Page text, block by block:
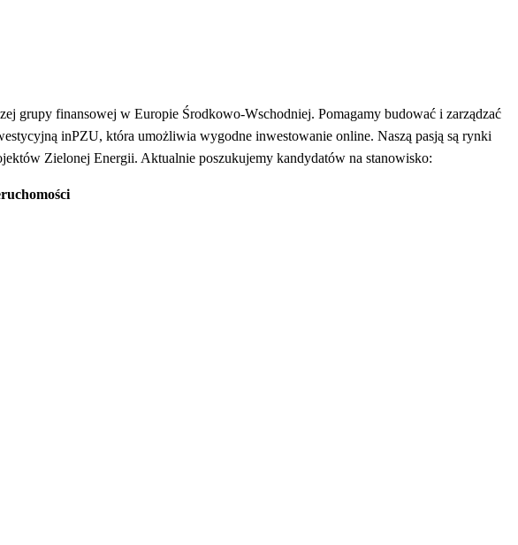
grupy finansowej w Europie Środkowo-Wschodniej. Pomagamy budować i zarządzać
inPZU, która umożliwia wygodne inwestowanie online. Naszą pasją są rynki
Zielonej Energii. Aktualnie poszukujemy kandydatów na stanowisko: